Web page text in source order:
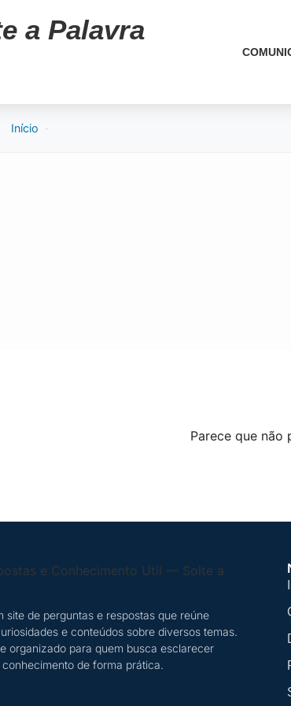
a Palavra
Início -
Parece que não
site de perguntas e respostas que reúne
e conteúdos sobre diversos temas.
organizado para quem busca esclarecer
de forma prática.